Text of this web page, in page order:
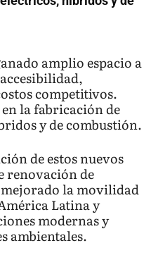
amplio espacio a
competitivos.
la fabricación de
y de combustión.
de estos nuevos
renovación de
la movilidad
Latina y
modernas y
ambientales.